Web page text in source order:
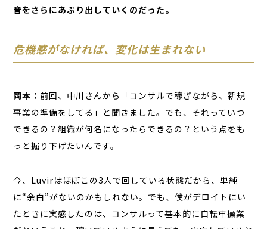
音をさらにあぶり出していくのだった――。
危機感がなければ、変化は生まれない
岡本： 前回、中川さんから「コンサルで稼ぎながら、新規
事業の準備をしてる」と聞きました。でも、それっていつ
できるの？組織が何名になったらできるの？という点をも
っと掘り下げたいんです。
今、Luvirはほぼこの3人で回している状態だから、単純
に“余白”がないのかもしれない。でも、僕がデロイトにい
たときに実感したのは、コンサルって基本的に自転車操業